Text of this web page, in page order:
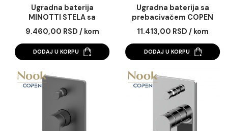
Ugradna baterija
MINOTTI STELA sa
Ugradna baterija
prebacivačem